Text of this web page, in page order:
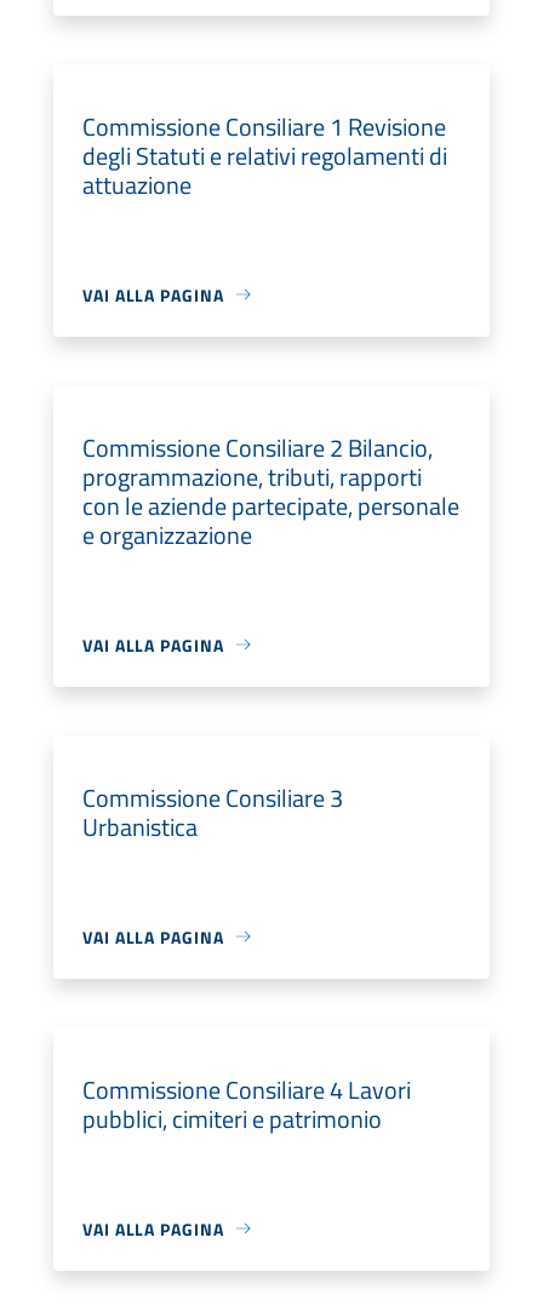
Commissione Consiliare 1 Revisione
degli Statuti e relativi regolamenti di
attuazione
VAI ALLA PAGINA
Commissione Consiliare 2 Bilancio,
programmazione, tributi, rapporti
con le aziende partecipate, personale
e organizzazione
VAI ALLA PAGINA
Commissione Consiliare 3
Urbanistica
VAI ALLA PAGINA
Commissione Consiliare 4 Lavori
pubblici, cimiteri e patrimonio
VAI ALLA PAGINA